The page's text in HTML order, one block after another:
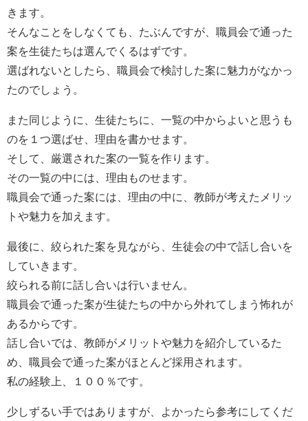
きます。
そんなことをしなくても、たぶんですが、職員会で通った
案を生徒たちは選んでくるはずです。
選ばれないとしたら、職員会で検討した案に魅力がなかっ
たのでしょう。
また同じように、生徒たちに、一覧の中からよいと思うも
のを１つ選ばせ、理由を書かせます。
そして、厳選された案の一覧を作ります。
その一覧の中には、理由ものせます。
職員会で通った案には、理由の中に、教師が考えたメリッ
トや魅力を加えます。
最後に、絞られた案を見ながら、生徒会の中で話し合いを
していきます。
絞られる前に話し合いは行いません。
職員会で通った案が生徒たちの中から外れてしまう怖れが
あるからです。
話し合いでは、教師がメリットや魅力を紹介しているた
め、職員会で通った案がほとんど採用されます。
私の経験上、１００％です。
少しずるい手ではありますが、よかったら参考にしてくだ